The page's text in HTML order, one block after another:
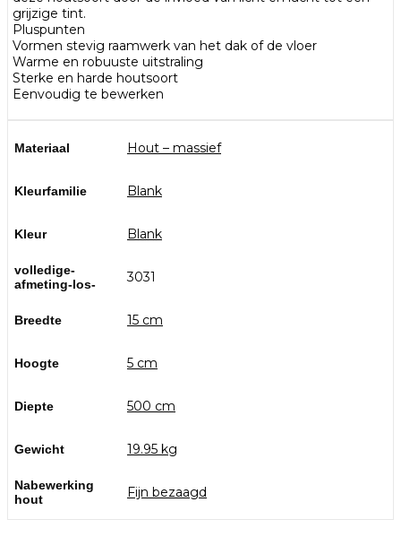
grijzige tint.
Pluspunten
Vormen stevig raamwerk van het dak of de vloer
Warme en robuuste uitstraling
Sterke en harde houtsoort
Eenvoudig te bewerken
Materiaal Hout – massief
Kleurfamilie Blank
Kleur Blank
volledige-
afmeting-los-
3031
Breedte 15 cm
Hoogte 5 cm
Diepte 500 cm
Gewicht 19.95 kg
Nabewerking
hout
Fijn bezaagd